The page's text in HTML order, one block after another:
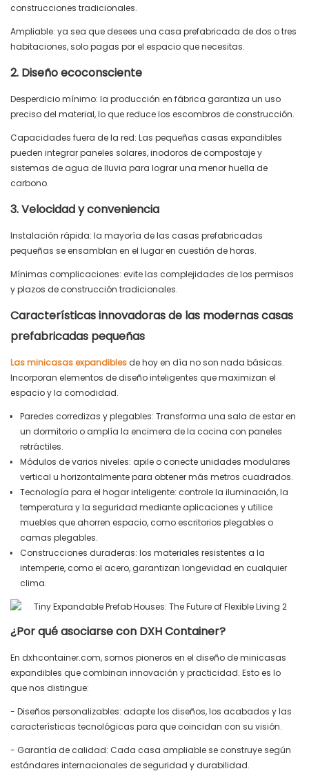
construcciones tradicionales.
Ampliable: ya sea que desees una casa prefabricada de dos o tres
habitaciones, solo pagas por el espacio que necesitas.
2. Diseño ecoconsciente
Desperdicio mínimo: la producción en fábrica garantiza un uso
preciso del material, lo que reduce los escombros de construcción.
Capacidades fuera de la red: Las pequeñas casas expandibles
pueden integrar paneles solares, inodoros de compostaje y
sistemas de agua de lluvia para lograr una menor huella de
carbono.
3. Velocidad y conveniencia
Instalación rápida: la mayoría de las casas prefabricadas
pequeñas se ensamblan en el lugar en cuestión de horas.
Mínimas complicaciones: evite las complejidades de los permisos
y plazos de construcción tradicionales.
Características innovadoras de las modernas casas
prefabricadas pequeñas
Las minicasas expandiblesde hoy en día no son nada básicas.
Incorporan elementos de diseño inteligentes que maximizan el
espacio y la comodidad.
Paredes corredizas y plegables: Transforma una sala de estar en
un dormitorio o amplía la encimera de la cocina con paneles
retráctiles.
Módulos de varios niveles: apile o conecte unidades modulares
vertical u horizontalmente para obtener más metros cuadrados.
Tecnología para el hogar inteligente: controle la iluminación, la
temperatura y la seguridad mediante aplicaciones y utilice
muebles que ahorren espacio, como escritorios plegables o
camas plegables.
Construcciones duraderas: los materiales resistentes a la
intemperie, como el acero, garantizan longevidad en cualquier
clima.
¿Por qué asociarse con DXH Container?
En dxhcontainer.com, somos pioneros en el diseño de minicasas
expandibles que combinan innovación y practicidad. Esto es lo
que nos distingue:
- Diseños personalizables: adapte los diseños, los acabados y las
características tecnológicas para que coincidan con su visión.
- Garantía de calidad: Cada casa ampliable se construye según
estándares internacionales de seguridad y durabilidad.